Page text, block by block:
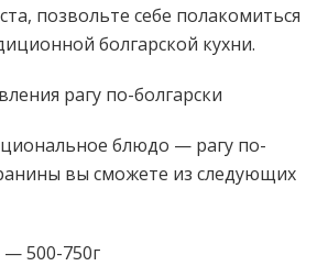
позвольте себе полакомиться
болгарской кухни.
рагу по-болгарски
блюдо — рагу по-
вы сможете из следующих
500-750г